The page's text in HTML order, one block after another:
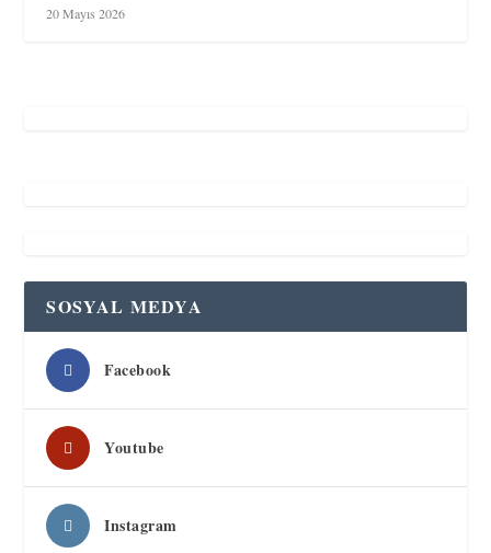
20 Mayıs 2026
SOSYAL MEDYA
Facebook
Youtube
Instagram